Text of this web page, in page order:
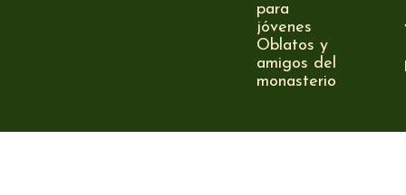
para
jóvenes
Oblatos y
amigos del
monasterio